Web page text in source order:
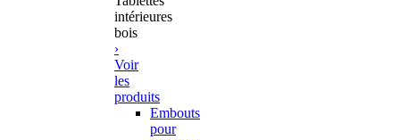
intérieures
bois
›
Voir
les
produits
Embouts
pour